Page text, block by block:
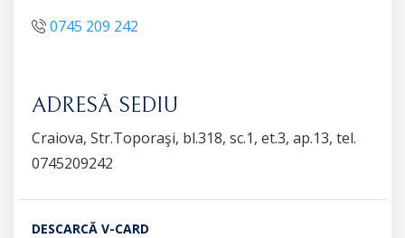
0745 209 242
ADRESĂ SEDIU
Craiova, Str.Toporaşi, bl.318, sc.1, et.3, ap.13, tel.
0745209242
DESCARCĂ V-CARD